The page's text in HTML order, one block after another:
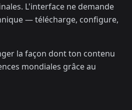
L'interface ne demande
— télécharge, configure,
la façon dont ton contenu
mondiales grâce au